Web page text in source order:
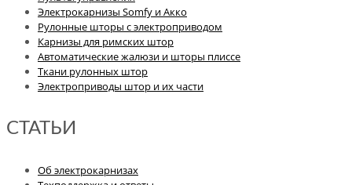
Электрокарнизы Somfy и Акко
Рулонные шторы с электроприводом
Карнизы для римских штор
Автоматические жалюзи и шторы плиссе
Ткани рулонных штор
Электроприводы штор и их части
СТАТЬИ
Об электрокарнизах